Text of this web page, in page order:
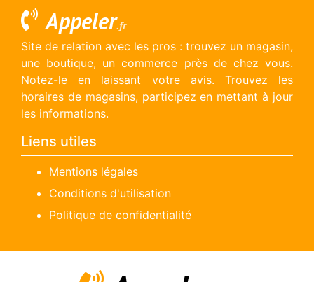
Appeler.fr
Site de relation avec les pros : trouvez un magasin,
une boutique, un commerce près de chez vous.
Notez-le en laissant votre avis. Trouvez les
horaires de magasins, participez en mettant à jour
les informations.
Liens utiles
Mentions légales
Conditions d'utilisation
Politique de confidentialité